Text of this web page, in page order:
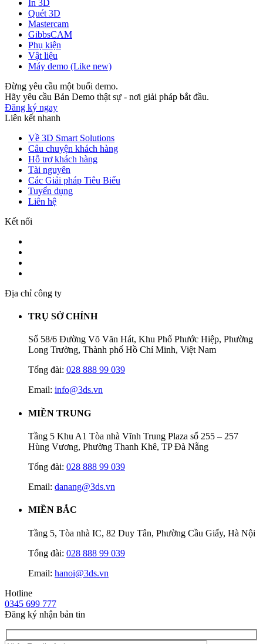
In 3D
Quét 3D
Mastercam
GibbsCAM
Phụ kiện
Vật liệu
Máy demo (Like new)
Đừng yêu cầu một buổi demo.
Hãy yêu cầu Bản Demo thật sự - nơi giải pháp bắt đầu.
Đăng ký ngay
Liên kết nhanh
Về 3D Smart Solutions
Câu chuyện khách hàng
Hỗ trợ khách hàng
Tài nguyên
Các Giải pháp Tiêu Biểu
Tuyển dụng
Liên hệ
Kết nối
Địa chỉ công ty
TRỤ SỞ CHÍNH
Số 58/6 Đường Võ Văn Hát, Khu Phố Phước Hiệp, Phường
Long Trường, Thành phố Hồ Chí Minh, Việt Nam
Tổng đài: 028 888 99 039
Email: info@3ds.vn
MIỀN TRUNG
Tầng 5 Khu A1 Tòa nhà Vĩnh Trung Plaza số 255 – 257
Hùng Vương, Phường Thanh Khê, TP Đà Nẵng
Tổng đài: 028 888 99 039
Email: danang@3ds.vn
MIỀN BẮC
Tầng 5, Tòa nhà IC, 82 Duy Tân, Phường Cầu Giấy, Hà Nội
Tổng đài: 028 888 99 039
Email: hanoi@3ds.vn
Hotline
0345 699 777
Đăng ký nhận bản tin